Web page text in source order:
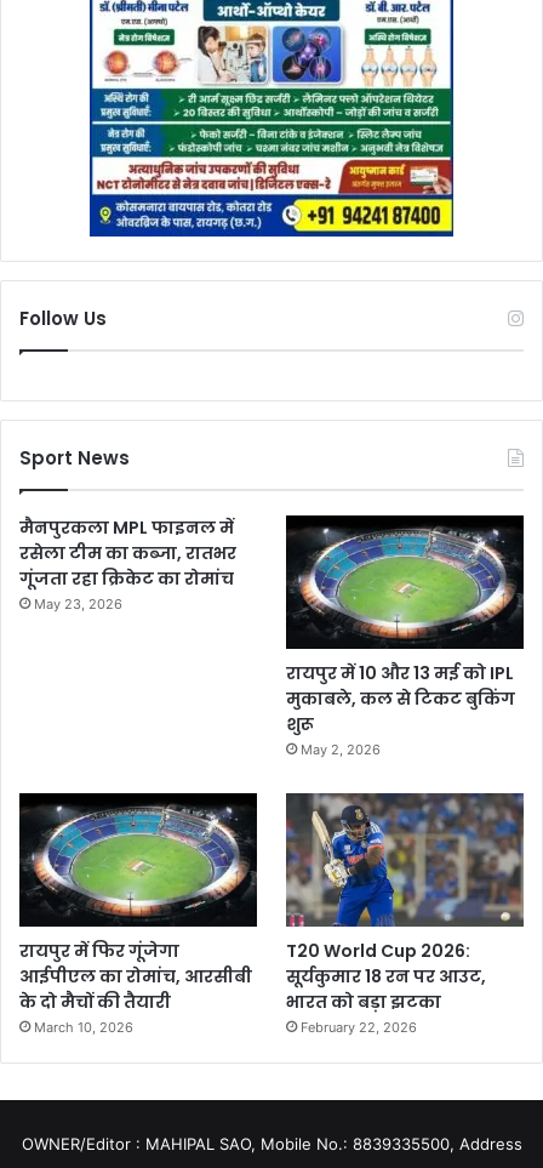
Follow Us
Sport News
मैनपुरकला MPL फाइनल में
रसेला टीम का कब्जा, रातभर
गूंजता रहा क्रिकेट का रोमांच
May 23, 2026
रायपुर में 10 और 13 मई को IPL
मुकाबले, कल से टिकट बुकिंग
शुरू
May 2, 2026
रायपुर में फिर गूंजेगा
आईपीएल का रोमांच, आरसीबी
के दो मैचों की तैयारी
March 10, 2026
T20 World Cup 2026:
सूर्यकुमार 18 रन पर आउट,
भारत को बड़ा झटका
February 22, 2026
OWNER/Editor : MAHIPAL SAO, Mobile No.: 8839335500, Address